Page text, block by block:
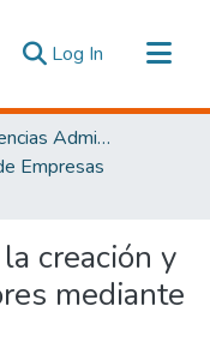
Log In (current)
Facultad de Ciencias Administrativas y Económicas
Empresas
creación y
mediante